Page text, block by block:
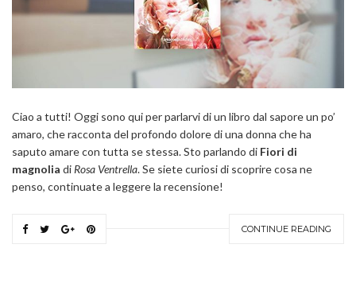
Ciao a tutti! Oggi sono qui per parlarvi di un libro dal sapore un po’
amaro, che racconta del profondo dolore di una donna che ha
saputo amare con tutta se stessa. Sto parlando di Fiori di
magnolia di Rosa Ventrella. Se siete curiosi di scoprire cosa ne
penso, continuate a leggere la recensione!
CONTINUE READING